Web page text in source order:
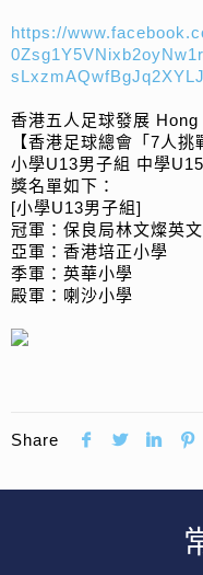
https://
香港五人足球發展
【香港足球總會「7人挑
小學U13男子組 中學
獎名單如下：
[小學U13男子組]
冠軍：保良局林文燦英
亞軍：香港培正小學
季軍：英華小學
殿軍：喇沙小學
Share